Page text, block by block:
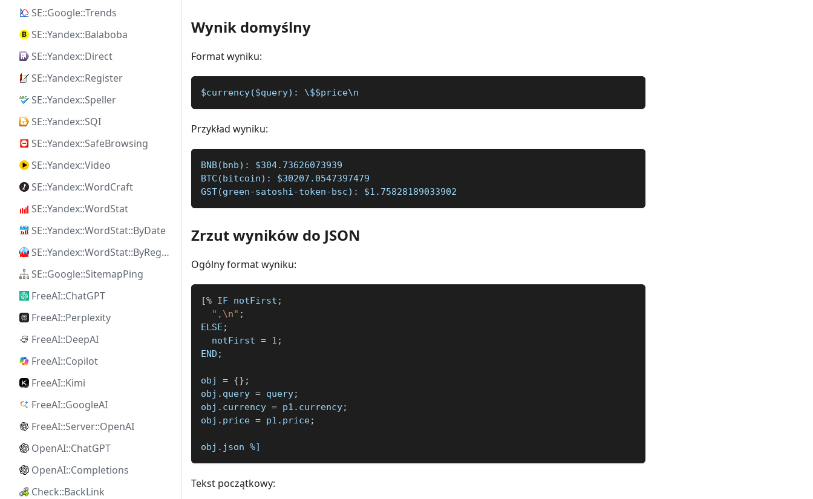
SE::Google::Trends
SE::Yandex::Balaboba
SE::Yandex::Direct
SE::Yandex::Register
SE::Yandex::Speller
SE::Yandex::SQI
SE::Yandex::SafeBrowsing
SE::Yandex::Video
SE::Yandex::WordCraft
SE::Yandex::WordStat
SE::Yandex::WordStat::ByDate
SE::Yandex::WordStat::ByRegion
SE::Google::SitemapPing
FreeAI::ChatGPT
FreeAI::Perplexity
FreeAI::DeepAI
FreeAI::Copilot
FreeAI::Kimi
FreeAI::GoogleAI
FreeAI::Server::OpenAI
OpenAI::ChatGPT
OpenAI::Completions
Check::BackLink
Wynik domyślny
Format wyniku:
$currency($query): \$$price\n
Przykład wyniku:
BNB(bnb): $304.73626073939
BTC(bitcoin): $30207.0547397479
GST(green-satoshi-token-bsc): $1.75828189033902
Zrzut wyników do JSON
Ogólny format wyniku:
[% IF notFirst ;
",\n" ;
ELSE ;
  notFirst
= 1 ;
END ;
obj = {} ;
obj . query = query;
obj . currency = p1 . currency;
obj . price = p1 . price;
obj . json %]
Tekst początkowy: